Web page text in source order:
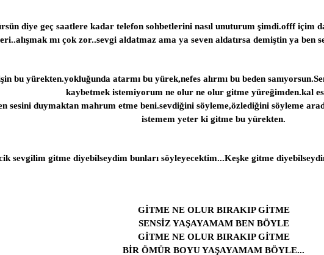
diye geç saatlere kadar telefon sohbetlerini nasıl unuturum şimdi.offf içim
mı çok zor..sevgi aldatmaz ama ya seven aldatırsa demiştin ya ben
bu yürekten.yokluğunda atarmı bu yürek,nefes alırmı bu beden
kaybetmek istemiyorum ne olur ne olur gitme yüreğimden.kal
sesini duymaktan mahrum etme beni.sevdiğini söyleme,özlediğini söyleme
istemem yeter ki gitme bu yürekten.
sevgilim gitme diyebilseydim bunları söyleyecektim...Keşke gitme
GİTME NE OLUR BIRAKIP GİTME
SENSİZ YAŞAYAMAM BEN BÖYLE
GİTME NE OLUR BIRAKIP GİTME
BİR ÖMÜR BOYU YAŞAYAMAM BÖYLE...